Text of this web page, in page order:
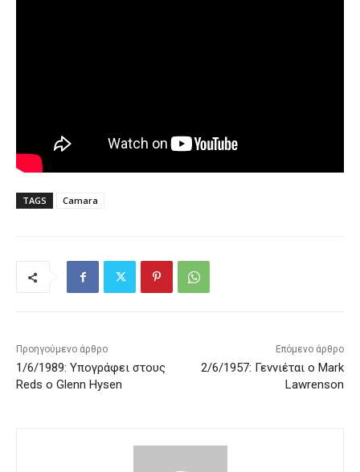
TAGS Camara
Προηγούμενο άρθρο
1/6/1989: Υπογράφει στους
Reds ο Glenn Hysen
Επόμενο άρθρο
2/6/1957: Γεννιέται ο Mark
Lawrenson